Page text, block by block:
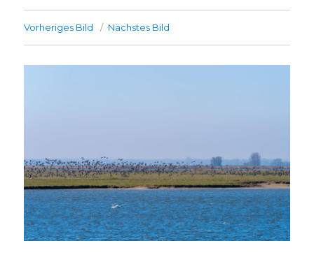
Vorheriges Bild Nächstes Bild